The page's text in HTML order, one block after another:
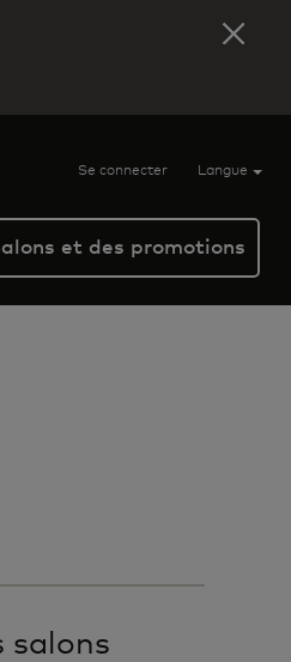
Se connecter Langue
et des promotions
salons